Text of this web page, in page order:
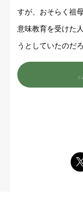
すが、おそらく祖
意味教育を受けた
うとしていたのだ